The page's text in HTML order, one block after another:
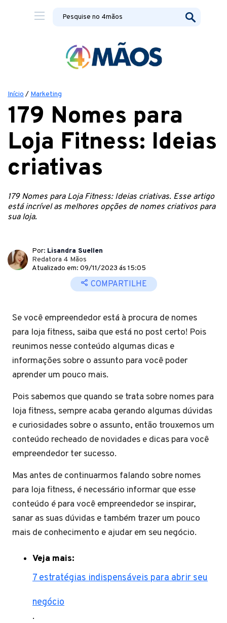
Início / Marketing
179 Nomes para
Loja Fitness: Ideias
criativas
179 Nomes para Loja Fitness: Ideias criativas. Esse artigo
está incrível as melhores opções de nomes criativos para
sua loja.
Por: Lisandra Suellen
Redatora 4 Mãos
Atualizado em: 09/11/2023 ás 15:05
COMPARTILHE
Se você empreendedor está à procura de nomes
para loja fitness, saiba que está no post certo! Pois
reunimos nesse conteúdo algumas dicas e
informações sobre o assunto para você poder
aprender um pouco mais.
Pois sabemos que quando se trata sobre nomes para
loja fitness, sempre acaba gerando algumas dúvidas
e curiosidades sobre o assunto, então trouxemos um
conteúdo recheado de novidades e dicas para você
empreendedor ter sucesso.
Mas antes de continuarmos falando sobre nomes
para loja fitness, é necessário informar que esse
conteúdo é para você empreendedor se inspirar,
sanar as suas dúvidas e também trazer um pouco
mais de conhecimento e ajudar em seu negócio.
Veja mais:
7 estratégias indispensáveis para abrir seu
negócio
.